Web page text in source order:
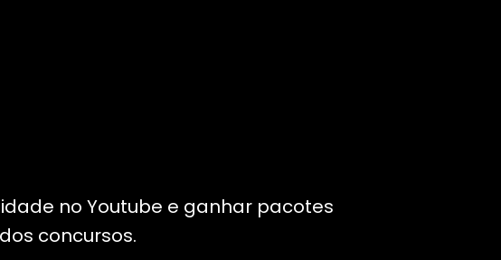
no Youtube e ganhar pacotes
concursos.